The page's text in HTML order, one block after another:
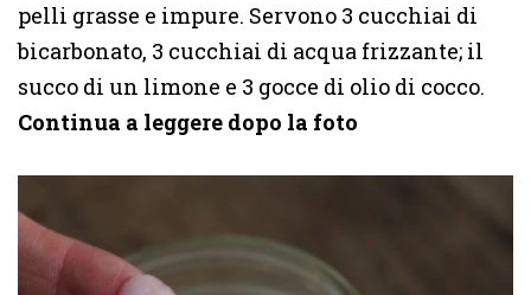
pelli grasse e impure. Servono 3 cucchiai di
bicarbonato, 3 cucchiai di acqua frizzante; il
succo di un limone e 3 gocce di olio di cocco.
Continua a leggere dopo la foto